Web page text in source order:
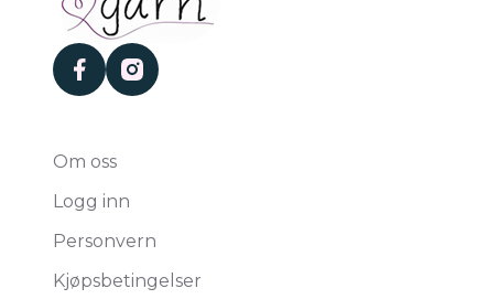
facebookinstagram
Om oss
Logg inn
Personvern
Kjøpsbetingelser